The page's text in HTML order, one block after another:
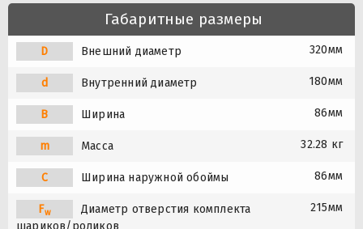
Габаритные размеры
D Внешний диаметр 320мм
d Внутренний диаметр 180мм
B Ширина 86мм
m Масса 32.28 кг
C Ширина наружной обоймы 86мм
Fw
Диаметр отверстия комплекта
215мм